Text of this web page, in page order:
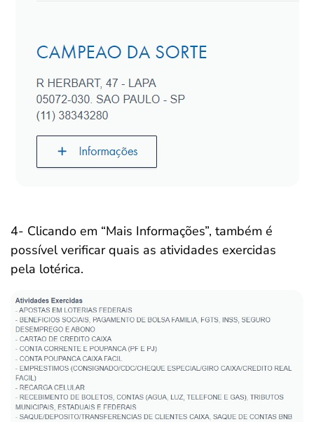
4- Clicando em “Mais Informações”, também é
possível verificar quais as atividades exercidas
pela lotérica.